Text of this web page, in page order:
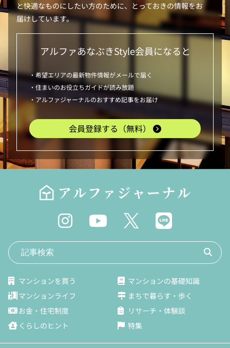
と快適なものにしたい方のために、とっておきの情報をお
届けしています。
アルファあなぶきStyle会員になると
・希望エリアの最新物件情報がメールで届く
・住まいのお役立ちガイドが読み放題
・アルファジャーナルのおすすめ記事をお届け
会員登録する（無料）
マンションを買う
マンションの基礎知識
マンションライフ
まちで暮らす・歩く
お金・住宅制度
リサーチ・体験談
くらしのヒント
特集